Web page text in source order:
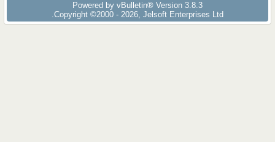
Powered by vBulletin® Version 3.8.3
Copyright ©2000 - 2026, Jelsoft Enterprises Ltd.